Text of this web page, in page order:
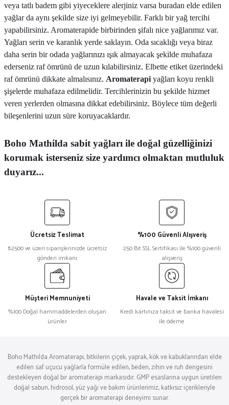
veya tatlı badem gibi yiyeceklere alerjiniz varsa buradan elde edilen
yağlar da aynı şekilde size iyi gelmeyebilir. Farklı bir yağ tercihi
yapabilirsiniz. Aromaterapide birbirinden şifalı nice yağlarımız var.
Yağları serin ve karanlık yerde saklayın. Oda sıcaklığı veya biraz
daha serin bir odada yağlarınızı ışık almayacak şekilde muhafaza
ederseniz raf ömrünü de uzun kılabilirsiniz. Elbette etiket üzerindeki
raf ömrünü dikkate almalısınız. Aromaterapi yağları koyu renkli
şişelerde muhafaza edilmelidir. Tercihlerinizin bu şekilde hizmet
veren yerlerden olmasına dikkat edebilirsiniz. Böylece tüm değerli
bileşenlerini uzun süre koruyacaklardır.
Boho Mathilda sabit yağları ile doğal güzelliğinizi
korumak isterseniz size yardımcı olmaktan mutluluk
duyarız...
Ücretsiz Teslimat
₺2500 ve üzeri siparişlerinizde ücretsiz
gönderi imkanı
%100 Güvenli Alışveriş
250 Bit SSL Sertifikası ile %100 güvenli
alışveriş
Müşteri Memnuniyeti
%100 Doğal hammaddelerden oluşan
ürünler
Havale ve Taksit İmkanı
Kredi kartınıza taksit ve banka havalesi
ile ödeme
Boho Mathilda Aromaterapi, bitkilerin çiçek, yaprak, kök ve kabuklarından elde
edilen saf uçucu yağlarla formüle edilen, beden, zihin ve ruh dengesini
destekleyen doğal bir aromaterapi markasıdır. GMP esaslarına uygun üretilen
doğal sabun, hidrosol, yüz yağı ve bakım ürünlerimiz, katkısız içerikleriyle
gerçek bir aromaterapi deneyimi sunar.